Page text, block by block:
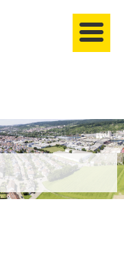
anmelden